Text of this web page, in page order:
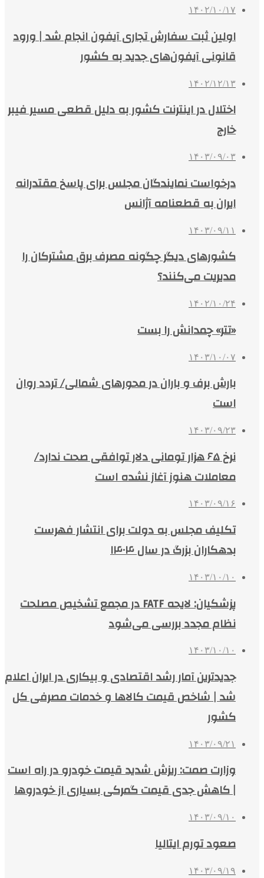
۱۴۰۲/۱۰/۱۷
اولین ثبت سفارش تجاری آیفون انجام شد | ورود
قانونی آیفون‌های جدید به کشور
۱۴۰۲/۱۲/۱۳
اختلال در اینترنت کشور به دلیل قطعی مسیر فیبر
خارج
۱۴۰۳/۰۹/۰۳
درخواست نمایندگان مجلس برای پاسخ مقتدرانه
ایران به قطعنامه آژانس
۱۴۰۳/۰۹/۱۱
کشورهای دیگر چگونه مصرف برق مشترکان را
مدیریت می‌کنند؟
۱۴۰۲/۱۰/۲۴
«تتر» چمدانش را بست
۱۴۰۳/۱۰/۰۷
بارش برف و باران در محورهای شمالی/ تردد روان
است
۱۴۰۳/۰۹/۲۳
نرخ ۶۵ هزار تومانی دلار توافقی صحت ندارد/
معاملات هنوز آغاز نشده است
۱۴۰۳/۰۹/۱۶
تکلیف مجلس به دولت برای انتشار فهرست
بدهکاران بزرگ در سال ۱۴۰۴
۱۴۰۳/۱۰/۱۰
پزشکیان: لایحه FATF در مجمع تشخیص مصلحت
نظام مجدد بررسی می‌شود
۱۴۰۳/۱۰/۱۰
جدیدترین آمار رشد اقتصادی و بیکاری در ایران اعلام
شد | شاخص قیمت کالاها و خدمات مصرفی کل
کشور
۱۴۰۳/۰۹/۲۱
وزارت صمت: ریزش شدید قیمت خودرو در راه است
| کاهش جدی قیمت گمرکی بسیاری از خودروها
۱۴۰۳/۰۹/۱۰
صعود تورم ایتالیا
۱۴۰۳/۰۹/۱۹